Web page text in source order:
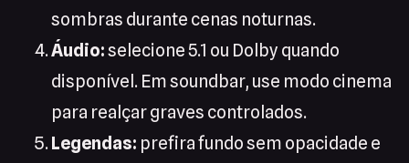
sombras durante cenas noturnas.
Áudio:selecione 5.1 ou Dolby quando
disponível. Em soundbar, use modo cinema
para realçar graves controlados.
Legendas: prefira fundo sem opacidade e